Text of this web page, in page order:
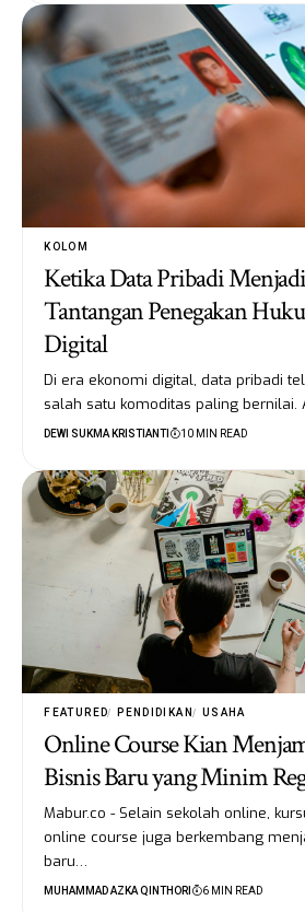
KOLOM
Ketika Data Pribadi
Tantangan Penegakan
Digital
Di era ekonomi digital, data pribadi
salah satu komoditas paling bernilai.
DEWI SUKMA KRISTIANTI 10 MIN READ
FEATURED PENDIDIKAN USAHA
Online Course Kian
Bisnis Baru yang Minim
Mabur.co - Selain sekolah online,
online course juga berkembang
baru…
MUHAMMAD AZKA QINTHORI 6 MIN READ